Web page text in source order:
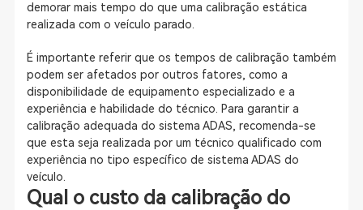
demorar mais tempo do que uma calibração estática
realizada com o veículo parado.
É importante referir que os tempos de calibração também
podem ser afetados por outros fatores, como a
disponibilidade de equipamento especializado e a
experiência e habilidade do técnico. Para garantir a
calibração adequada do sistema ADAS, recomenda-se
que esta seja realizada por um técnico qualificado com
experiência no tipo específico de sistema ADAS do
veículo.
Qual o custo da calibração do